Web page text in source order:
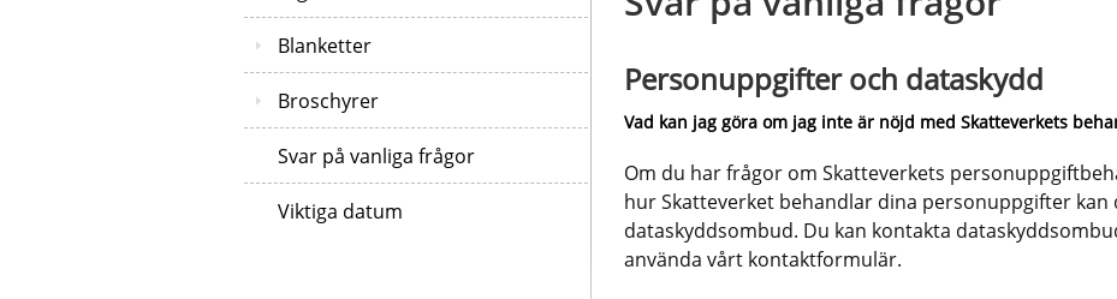
Blanketter
Broschyrer
Svar på vanliga frågor
Viktiga datum
Personuppgifter och dataskydd
Vad kan jag göra om jag inte är nöjd med Skatteverkets
Om du har frågor om Skatteverkets
hur Skatteverket behandlar dina personuppgifter kan
dataskyddsombud. Du kan kontakta
använda vårt kontaktformulär.